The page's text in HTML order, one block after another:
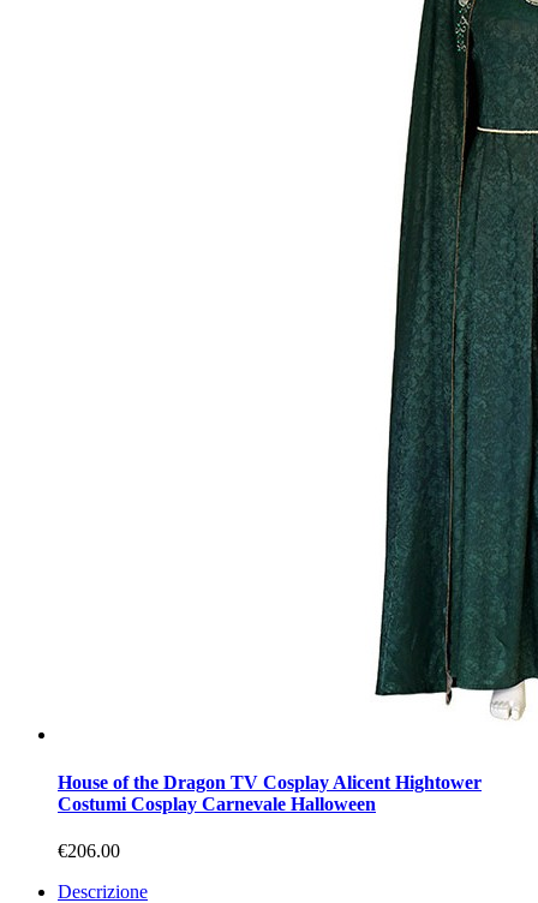
House of the Dragon TV Cosplay Alicent Hightower
Costumi Cosplay Carnevale Halloween
€206.00
Descrizione